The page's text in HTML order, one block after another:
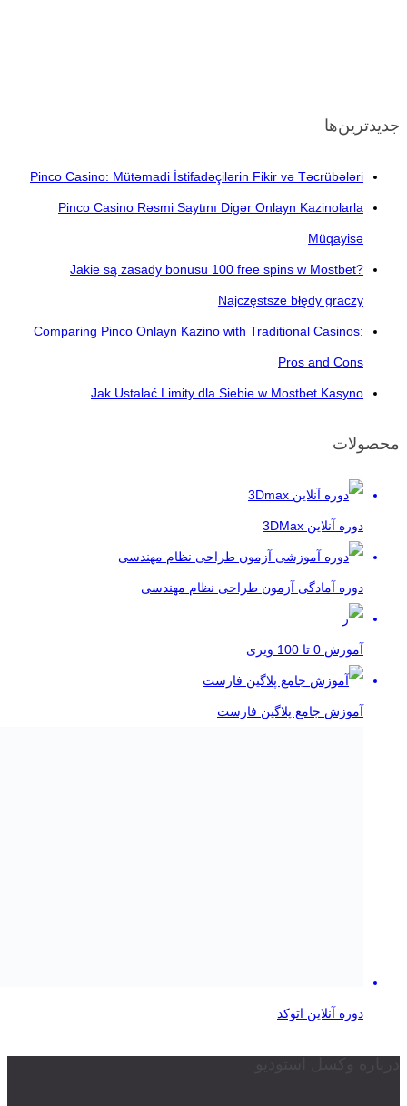
جدیدترین‌ها
Pinco Casino: Mütəmadi İstifadəçilərin Fikir və Təcrübələri
Pinco Casino Rəsmi Saytını Digər Onlayn Kazinolarla
Müqayisə
Jakie są zasady bonusu 100 free spins w Mostbet?
Najczęstsze błędy graczy
Comparing Pinco Onlayn Kazino with Traditional Casinos:
Pros and Cons
Jak Ustalać Limity dla Siebie w Mostbet Kasyno
محصولات
دوره آنلاین 3DMax
دوره آمادگی آزمون طراحی نظام مهندسی
آموزش 0 تا 100 ویری
آموزش جامع پلاگین فارست
دوره آنلاین اتوکد